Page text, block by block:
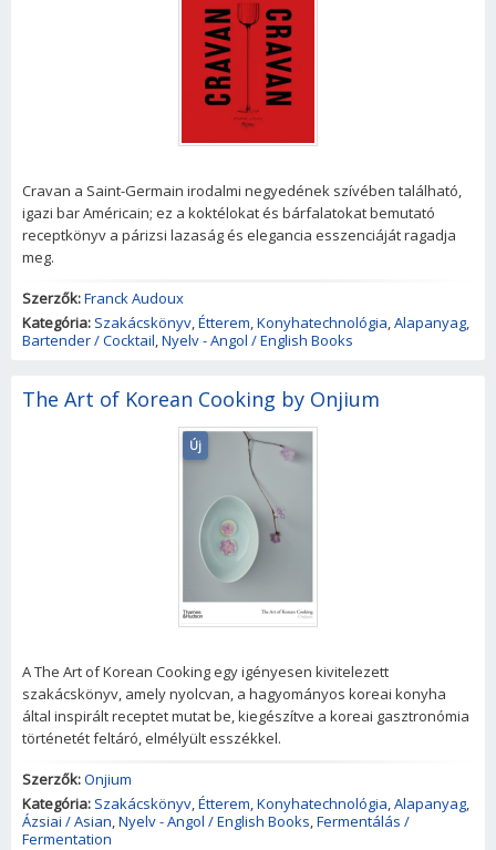
Cravan a Saint-Germain irodalmi negyedének szívében található,
igazi bar Américain; ez a koktélokat és bárfalatokat bemutató
receptkönyv a párizsi lazaság és elegancia esszenciáját ragadja
meg.
Szerzők:Franck Audoux
Kategória: Szakácskönyv,Étterem,Konyhatechnológia,Alapanyag,
Bartender / Cocktail,Nyelv - Angol / English Books
The Art of Korean Cooking by Onjium
Új
A The Art of Korean Cooking egy igényesen kivitelezett
szakácskönyv, amely nyolcvan, a hagyományos koreai konyha
által inspirált receptet mutat be, kiegészítve a koreai gasztronómia
történetét feltáró, elmélyült esszékkel.
Szerzők:Onjium
Kategória: Szakácskönyv,Étterem,Konyhatechnológia,Alapanyag,
Ázsiai / Asian,Nyelv - Angol / English Books,Fermentálás /
Fermentation